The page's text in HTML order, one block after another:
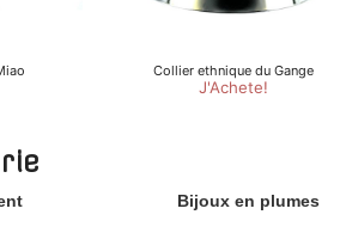
Bijoux en plumes